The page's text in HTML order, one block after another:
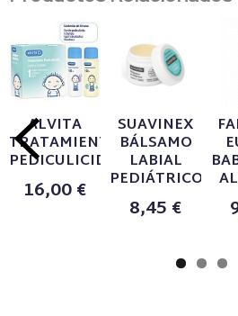
ALVITA
TRATAMIENTO
PEDICULICIDA...
16,00 €
SUAVINEX
BÁLSAMO
LABIAL
PEDIÁTRICO...
8,45 €